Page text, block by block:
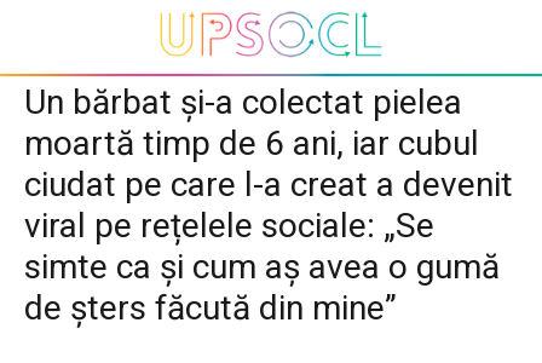
Un bărbat și-a colectat pielea
moartă timp de 6 ani, iar cubul
ciudat pe care l-a creat a devenit
viral pe rețelele sociale: „Se
simte ca și cum aș avea o gumă
de șters făcută din mine”